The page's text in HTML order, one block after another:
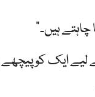
ہیں۔”
ایک کو پیچھے